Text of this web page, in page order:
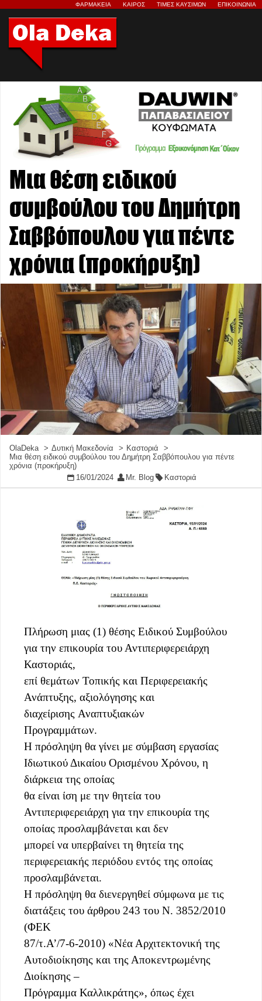
ΦΑΡΜΑΚΕΙΑ ΚΑΙΡΟΣ ΤΙΜΕΣ ΚΑΥΣΙΜΩΝ ΕΠΙΚΟΙΝΩΝΙΑ
Μια θέση ειδικού
συμβούλου του Δημήτρη
Σαββόπουλου για πέντε
χρόνια (προκήρυξη)
OlaDeka Δυτική Μακεδονία
Καστοριά
Μια θέση ειδικού συμβούλου του Δημήτρη Σαββόπουλου για πέντε
χρόνια (προκήρυξη)
16/01/2024
Mr. Blog Καστοριά
Πλήρωση μιας (1) θέσης Ειδικού Συμβούλου
για την επικουρία του Αντιπεριφερειάρχη
Καστοριάς,
επί θεμάτων Τοπικής και Περιφερειακής
Ανάπτυξης, αξιολόγησης και
διαχείρισης Αναπτυξιακών
Προγραμμάτων.
Η πρόσληψη θα γίνει με σύμβαση εργασίας
Ιδιωτικού Δικαίου Ορισμένου Χρόνου, η
διάρκεια της οποίας
θα είναι ίση με την θητεία του
Αντιπεριφερειάρχη για την επικουρία της
οποίας προσλαμβάνεται και δεν
μπορεί να υπερβαίνει τη θητεία της
περιφερειακής περιόδου εντός της οποίας
προσλαμβάνεται.
Η πρόσληψη θα διενεργηθεί σύμφωνα με τις
διατάξεις του άρθρου 243 του Ν. 3852/2010
(ΦΕΚ
87/τ.Α’/7-6-2010) «Νέα Αρχιτεκτονική της
Αυτοδιοίκησης και της Αποκεντρωμένης
Διοίκησης –
Πρόγραμμα Καλλικράτης», όπως έχει